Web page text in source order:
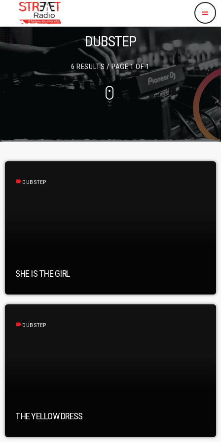
menu
DUBSTEP
6 RESULTS / PAGE 1 OF 1
label DUBSTEP
SHE IS THE GIRL
label DUBSTEP
THE YELLOW DRESS